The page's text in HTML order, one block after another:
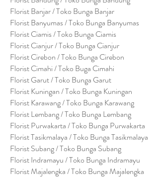
Florist Banjar / Toko Bunga Banjar
Florist Banyumas / Toko Bunga Banyumas
Florist Ciamis / Toko Bunga Ciamis
Florist Cianjur / Toko Bunga Cianjur
Florist Cirebon / Toko Bunga Cirebon
Florist Cimahi / Toko Buga Cimahi
Florist Garut / Toko Bunga Garut
Florist Kuningan / Toko Bunga Kuningan
Florist Karawang / Toko Bunga Karawang
Florist Lembang / Toko Bunga Lembang
Florist Purwakarta / Toko Bunga Purwakarta
Florist Tasikmalaya / Toko Bunga Tasikmalaya
Florist Subang / Toko Bunga Subang
Florist Indramayu / Toko Bunga Indramayu
Florist Majalengka / Toko Bunga Majalengka